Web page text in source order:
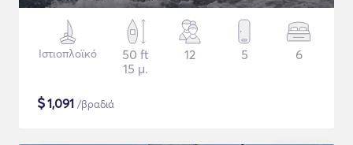
Ιστιοπλοϊκό
50 ft
15 μ.
12 5 6
$1,091 /βραδιά